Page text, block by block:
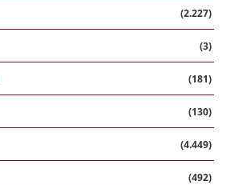
(2.227)
(3)
(181)
(130)
(4.449)
(492)